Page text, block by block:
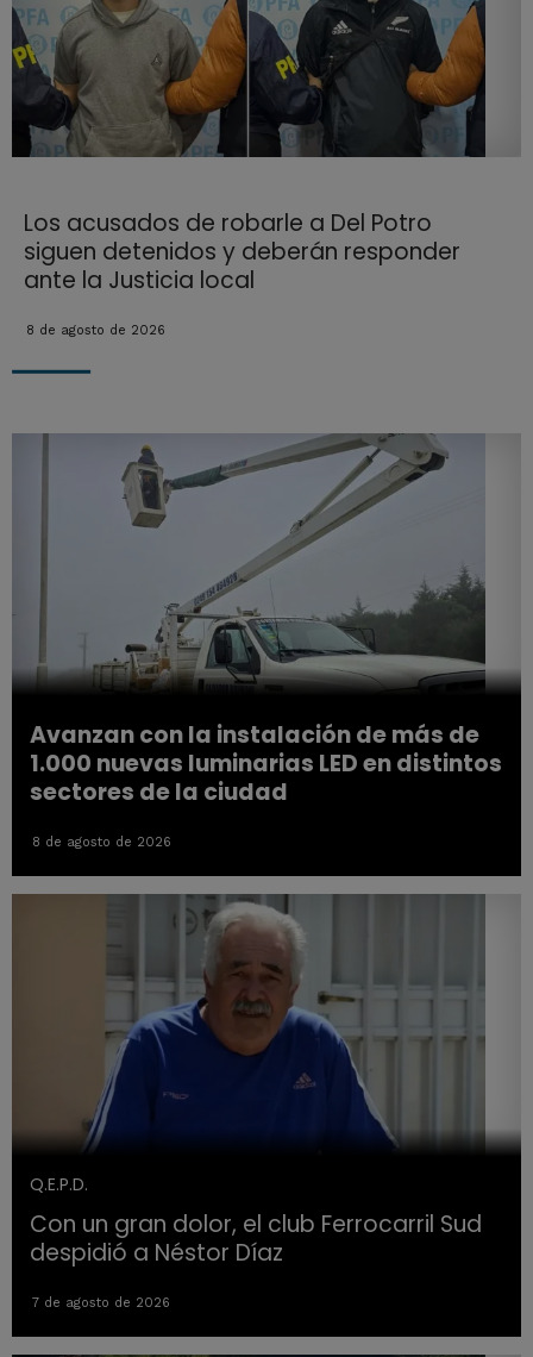
Los acusados de robarle a Del Potro
siguen detenidos y deberán responder
ante la Justicia local
8 de agosto de 2026
Avanzan con la instalación de más de
1.000 nuevas luminarias LED en distintos
sectores de la ciudad
8 de agosto de 2026
Q.E.P.D.
Con un gran dolor, el club Ferrocarril Sud
despidió a Néstor Díaz
7 de agosto de 2026